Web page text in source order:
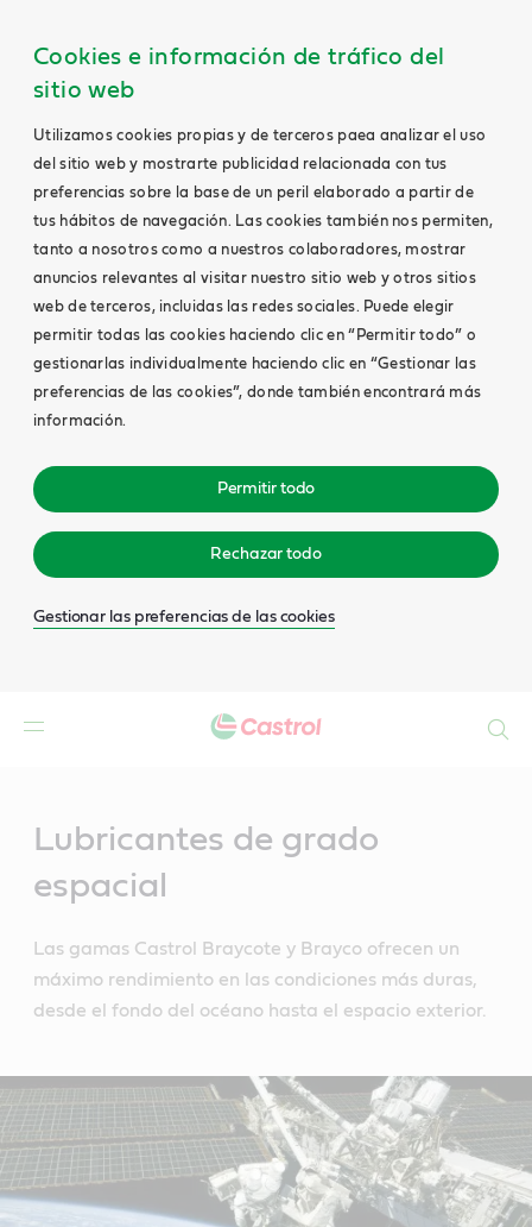
Cookies e información de tráfico del
sitio web
Utilizamos cookies propias y de terceros paea analizar el uso
del sitio web y mostrarte publicidad relacionada con tus
preferencias sobre la base de un peril elaborado a partir de
tus hábitos de navegación. Las cookies también nos permiten,
tanto a nosotros como a nuestros colaboradores, mostrar
anuncios relevantes al visitar nuestro sitio web y otros sitios
web de terceros, incluidas las redes sociales. Puede elegir
permitir todas las cookies haciendo clic en “Permitir todo” o
gestionarlas individualmente haciendo clic en “Gestionar las
preferencias de las cookies”, donde también encontrará más
información.
Permitir todo
Rechazar todo
Gestionar las preferencias de las cookies
Lubricantes de grado
espacial
Las gamas Castrol Braycote y Brayco ofrecen un
máximo rendimiento en las condiciones más duras,
desde el fondo del océano hasta el espacio exterior.